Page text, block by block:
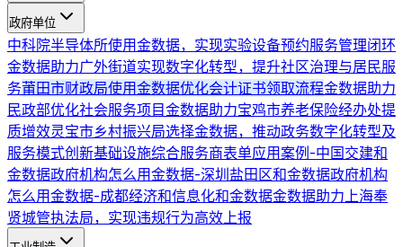
政府单位
中科院半导体所使用金数据，实现实验设备预约服务管理闭环
金数据助力广外街道实现数字化转型，提升社区治理与居民服
务莆田市财政局使用金数据优化会计证书领取流程金数据助力
民政部优化社会服务项目金数据助力宝鸡市养老保险经办处提
质增效灵宝市乡村振兴局选择金数据，推动政务数字化转型及
服务模式创新基础设施综合服务商表单应用案例-中国交建和
金数据政府机构怎么用金数据-深圳盐田区和金数据政府机构
怎么用金数据-成都经济和信息化和金数据金数据助力上海奉
贤城管执法局，实现违规行为高效上报